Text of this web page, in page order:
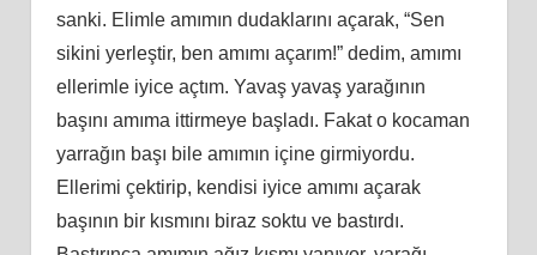
sanki. Elimle amımın dudaklarını açarak, “Sen
sikini yerleştir, ben amımı açarım!” dedim, amımı
ellerimle iyice açtım. Yavaş yavaş yarağının
başını amıma ittirmeye başladı. Fakat o kocaman
yarrağın başı bile amımın içine girmiyordu.
Ellerimi çektirip, kendisi iyice amımı açarak
başının bir kısmını biraz soktu ve bastırdı.